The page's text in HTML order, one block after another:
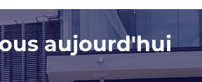
aujourd'hui